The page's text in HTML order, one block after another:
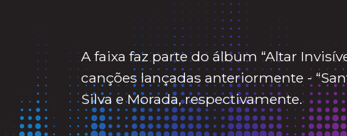
A faixa faz parte do álbum “Altar
canções lançadas anteriormente -
Silva e Morada, respectivamente.